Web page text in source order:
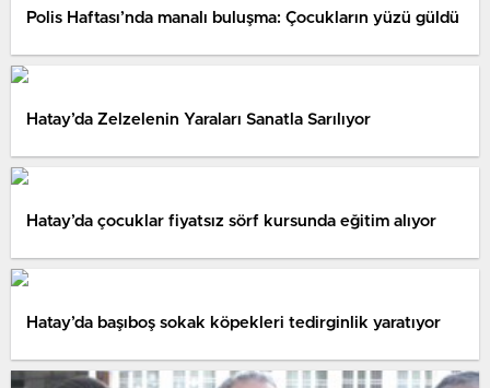
Polis Haftası’nda manalı buluşma: Çocukların yüzü güldü
Hatay’da Zelzelenin Yaraları Sanatla Sarılıyor
Hatay’da çocuklar fiyatsız sörf kursunda eğitim alıyor
Hatay’da başıboş sokak köpekleri tedirginlik yaratıyor